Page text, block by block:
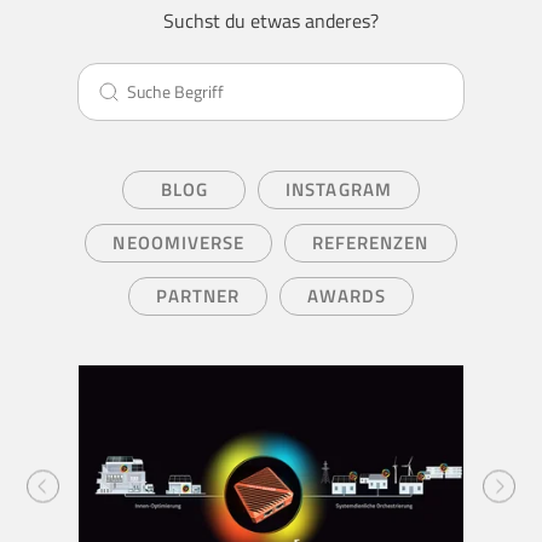
Suchst du etwas anderes?
BLOG
INSTAGRAM
NEOOMIVERSE
REFERENZEN
PARTNER
AWARDS